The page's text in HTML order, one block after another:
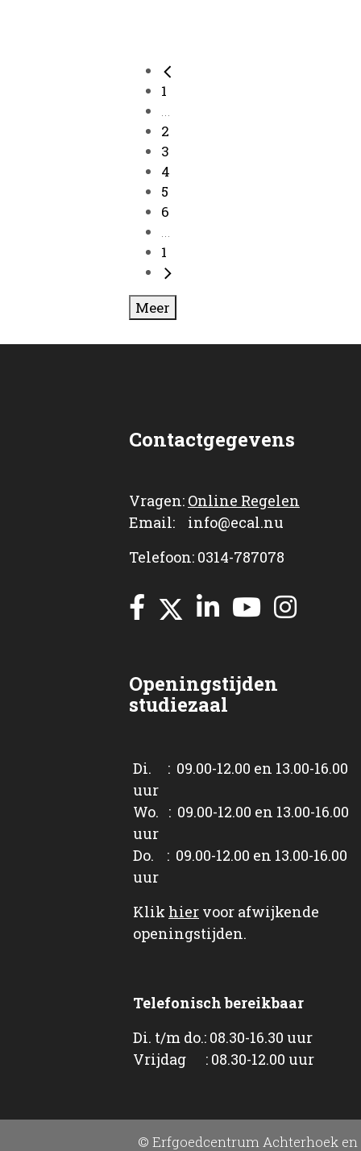
1
...
2
3
4
5
6
...
1
Meer
Contactgegevens
Vragen: Online Regelen
Email: info@ecal.nu
Telefoon: 0314-787078
Openingstijden
studiezaal
Di. : 09.00-12.00 en 13.00-16.00
uur
Wo. : 09.00-12.00 en 13.00-16.00
uur
Do. : 09.00-12.00 en 13.00-16.00
uur
Klik hier voor afwijkende
openingstijden.
Telefonisch bereikbaar
Di. t/m do.: 08.30-16.30 uur
Vrijdag : 08.30-12.00 uur
© Erfgoedcentrum Achterhoek en